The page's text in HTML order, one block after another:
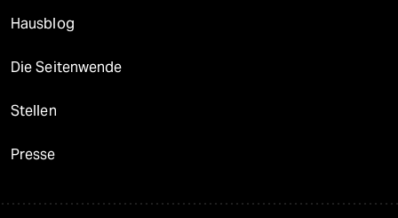
Hausblog
Die Seitenwende
Stellen
Presse